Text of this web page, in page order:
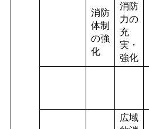
消防
体制
の強
化
消防
力の
充
実・
強化
広域